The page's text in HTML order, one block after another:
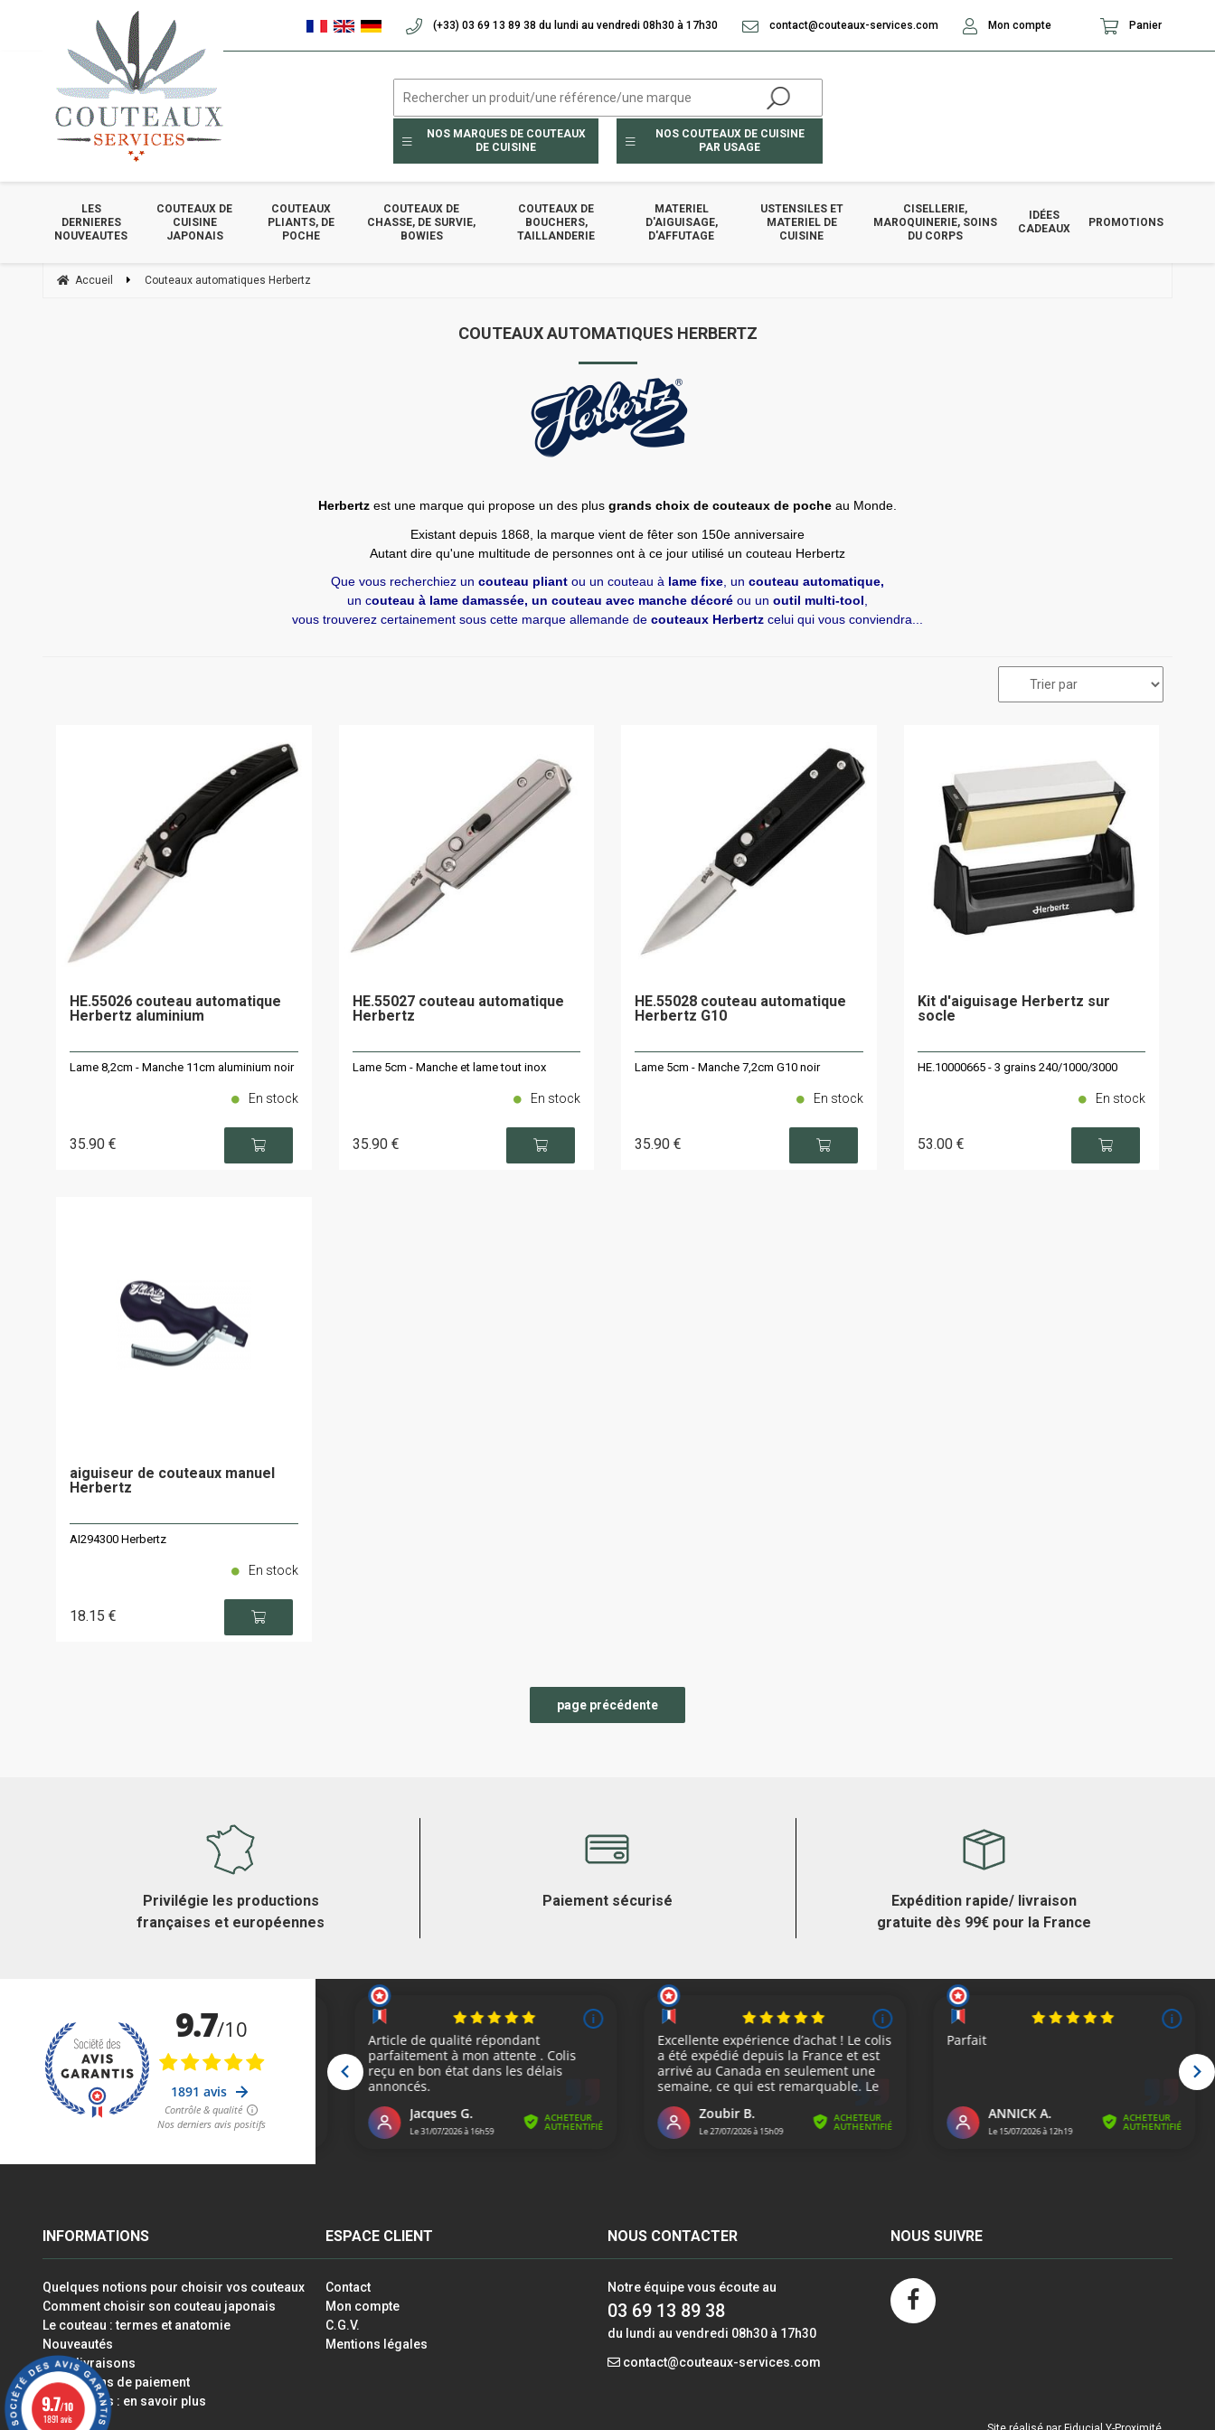
NOS MARQUES DE COUTEAUX
DE CUISINE
NOS COUTEAUX DE CUISINE
PAR USAGE
LES
DERNIERES
NOUVEAUTES
COUTEAUX DE
CUISINE
JAPONAIS
COUTEAUX
PLIANTS, DE
POCHE
COUTEAUX DE
CHASSE, DE SURVIE,
BOWIES
COUTEAUX DE
BOUCHERS,
TAILLANDERIE
MATERIEL
D'AIGUISAGE,
D'AFFUTAGE
USTENSILES ET
MATERIEL DE
CUISINE
CISELLERIE,
MAROQUINERIE, SOINS
DU CORPS
IDÉES
CADEAUX
PROMOTIONS
Accueil Couteaux automatiques Herbertz
COUTEAUX AUTOMATIQUES HERBERTZ
Herbertz est une marque qui propose un des plus grands choix de couteaux de poche au Monde.
Existant depuis 1868, la marque vient de fêter son 150e anniversaire
Autant dire qu'une multitude de personnes ont à ce jour utilisé un couteau Herbertz
Que vous recherchiez un couteau pliant ou un couteau à lame fixe , un couteau automatique,
un couteau à lame damassée, un couteau avec manche décoré ou un outil multi-tool
vous trouverez certainement sous cette marque allemande de couteaux Herbertz celui qui vous conviendra...
HE.55026 couteau automatique
Herbertz aluminium
Lame 8,2cm - Manche 11cm aluminium noir
35.90 €
En stock
HE.55027 couteau automatique
Herbertz
Lame 5cm - Manche et lame tout inox
35.90 €
En stock
HE.55028 couteau automatique
Herbertz G10
Lame 5cm - Manche 7,2cm G10 noir
35.90 €
En stock
Kit d'aiguisage Herbertz sur
socle
HE.10000665 - 3 grains 240/1000/3000
53.00 €
En stock
aiguiseur de couteaux manuel
Herbertz
AI294300 Herbertz
18.15 €
En stock
(+33) 03 69 13 89 38 du lundi au vendredi 08h30 à 17h30 contact@couteaux-services.com Mon compte Panier
Privilégie les productions
françaises et européennes
Paiement sécurisé
Expédition rapide/ livraison
gratuite dès 99€ pour la France
INFORMATIONS
Quelques notions pour choisir vos couteaux
Comment choisir son couteau japonais
Le couteau : termes et anatomie
Nouveautés
Infos livraisons
Les moyens de paiement
Les cookies : en savoir plus
ESPACE CLIENT
Contact
Mon compte
C.G.V.
Mentions légales
NOUS CONTACTER
Notre équipe vous écoute au
03 69 13 89 38
du lundi au vendredi 08h30 à 17h30
contact@couteaux-services.com
NOUS SUIVRE
9.7/10
1891 avis